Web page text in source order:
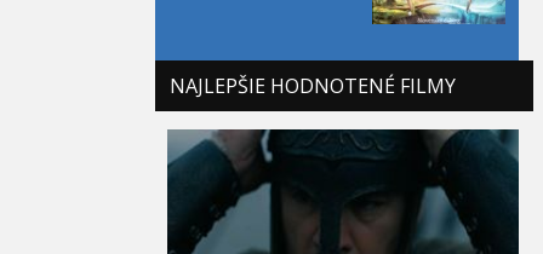
NAJLEPŠIE HODNOTENÉ FILMY